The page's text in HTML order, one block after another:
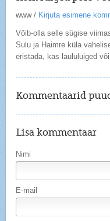
www/ Kirjuta esimene
Võib-olla selle sügise
Sulu ja Haimre küla
eristada, kas laululuiged
Kommentaarid
Lisa kommentaar
Nimi
E-mail